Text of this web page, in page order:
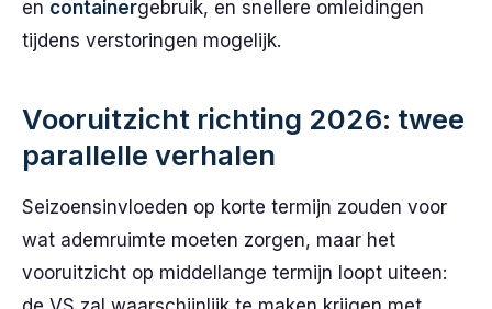
en containergebruik, en snellere omleidingen
tijdens verstoringen mogelijk.
Vooruitzicht richting 2026: twee
parallelle verhalen
Seizoensinvloeden op korte termijn zouden voor
wat ademruimte moeten zorgen, maar het
vooruitzicht op middellange termijn loopt uiteen: